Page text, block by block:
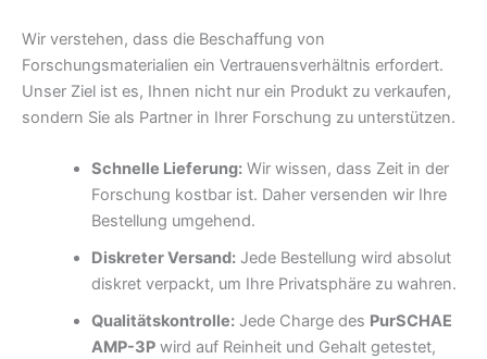
Wir verstehen, dass die Beschaffung von
Forschungsmaterialien ein Vertrauensverhältnis erfordert.
Unser Ziel ist es, Ihnen nicht nur ein Produkt zu verkaufen,
sondern Sie als Partner in Ihrer Forschung zu unterstützen.
Schnelle Lieferung:Wir wissen, dass Zeit in der
Forschung kostbar ist. Daher versenden wir Ihre
Bestellung umgehend.
Diskreter Versand:Jede Bestellung wird absolut
diskret verpackt, um Ihre Privatsphäre zu wahren.
Qualitätskontrolle:Jede Charge des PurSCHAE
AMP-3Pwird auf Reinheit und Gehalt getestet,